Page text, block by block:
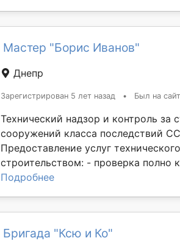
Мастер "Борис Иванов"
Днепр
Зарегистрирован 5 лет назад • Был на
Технический надзор и контроль за
сооружений класса последствий
Предоставление услуг
строительством: - проверка полно
Подробнее
Бригада "Ксю и Ко"